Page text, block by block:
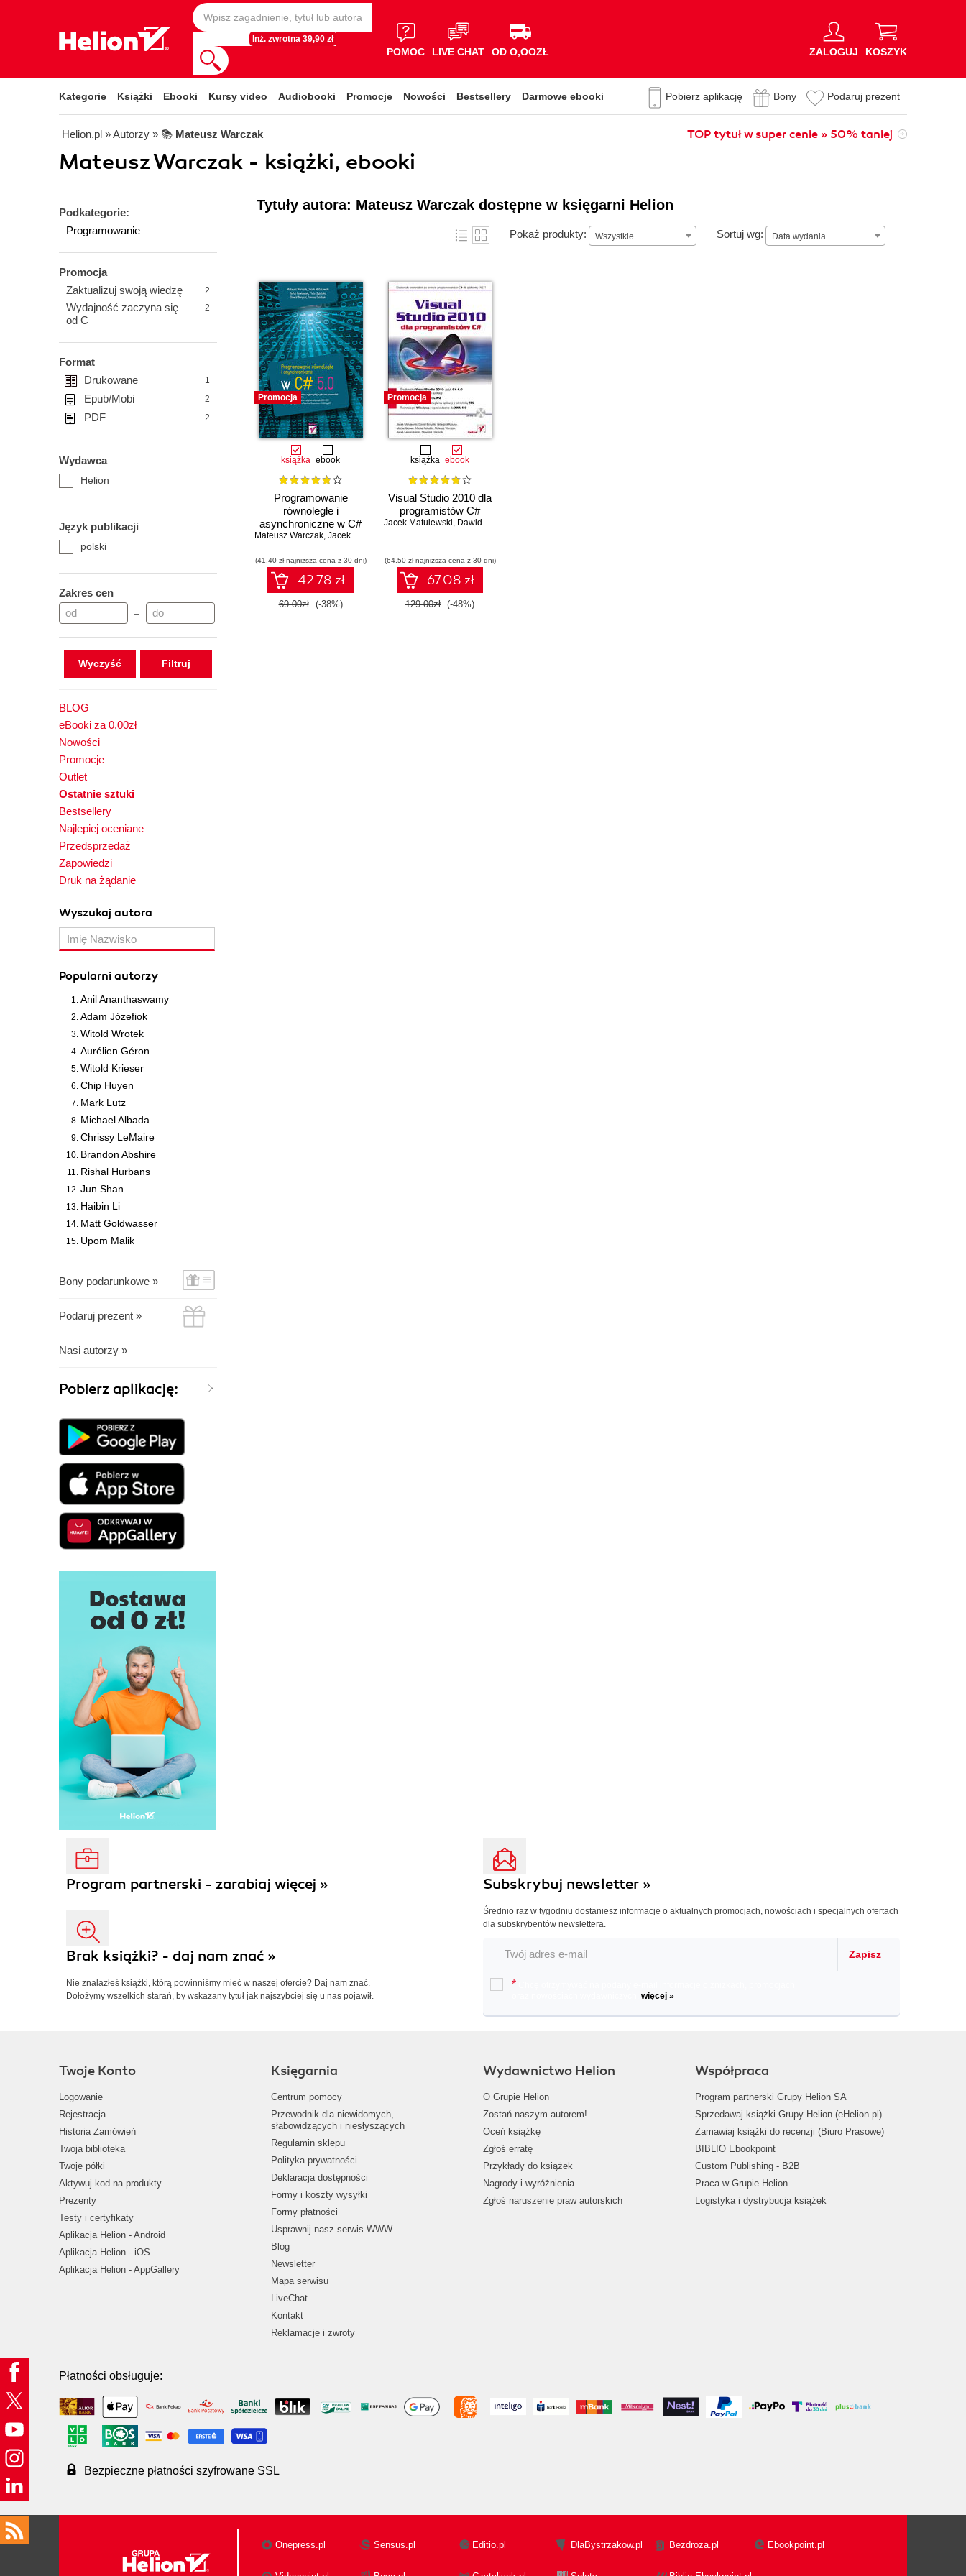
Inż. zwrotna 39,90 zł
POMOC LIVE CHAT OD O,OOZŁ ZALOGUJ KOSZYK
Kategorie Książki Ebooki Kursy video Audiobooki Promocje Nowości Bestsellery Darmowe ebooki Pobierz aplikację Bony Podaruj prezent
Helion.pl » Autorzy » 📚 Mateusz Warczak TOP tytuł w super cenie » 50% taniej
Mateusz Warczak - książki, ebooki
Podkategorie:
Programowanie
Promocja
Zaktualizuj swoją wiedzę
2
Wydajność zaczyna się
od C
2
Format
Drukowane
1
Epub/Mobi 2
PDF 2
Wydawca
Helion
Język publikacji
polski
Zakres cen
–
Wyczyść
BLOG
eBooki za 0,00zł
Nowości
Promocje
Outlet
Ostatnie sztuki
Bestsellery
Najlepiej oceniane
Przedsprzedaż
Zapowiedzi
Druk na żądanie
Wyszukaj autora
Popularni autorzy
Anil Ananthaswamy
Adam Józefiok
Witold Wrotek
Aurélien Géron
Witold Krieser
Chip Huyen
Mark Lutz
Michael Albada
Chrissy LeMaire
Brandon Abshire
Rishal Hurbans
Jun Shan
Haibin Li
Matt Goldwasser
Upom Malik
Bony podarunkowe »
Podaruj prezent »
Nasi autorzy »
Pobierz aplikację:
Tytuły autora: Mateusz Warczak dostępne w księgarni Helion
Pokaż produkty: Wszystkie Sortuj wg: Data wydania
Data wydania
Promocja
książka ebook
Programowanie
równoległe i
asynchroniczne w C#
5.0
Mateusz Warczak, Jacek Matulewski
(41,40 zł najniższa cena z 30 dni)
42.78 zł
69.00zł (-38%)
Promocja
książka ebook
Visual Studio 2010 dla
programistów C#
Jacek Matulewski, Dawid Borycki
(64,50 zł najniższa cena z 30 dni)
67.08 zł
129.00zł (-48%)
Program partnerski - zarabiaj więcej »
Brak książki? - daj nam znać »
Nie znalazłeś książki, którą powinniśmy mieć w naszej ofercie? Daj nam znać.
Dołożymy wszelkich starań, by wskazany tytuł jak najszybciej się u nas pojawił.
Subskrybuj newsletter »
Średnio raz w tygodniu dostaniesz informacje o aktualnych promocjach, nowościach i specjalnych ofertach
dla subskrybentów newslettera.
Zapisz
*
więcej »
Twoje Konto
Logowanie
Rejestracja
Historia Zamówień
Twoja biblioteka
Twoje półki
Aktywuj kod na produkty
Prezenty
Testy i certyfikaty
Aplikacja Helion - Android
Aplikacja Helion - iOS
Aplikacja Helion - AppGallery
Księgarnia
Centrum pomocy
Przewodnik dla niewidomych,
słabowidzących i niesłyszących
Regulamin sklepu
Polityka prywatności
Deklaracja dostępności
Formy i koszty wysyłki
Formy płatności
Usprawnij nasz serwis WWW
Blog
Newsletter
Mapa serwisu
LiveChat
Kontakt
Reklamacje i zwroty
Wydawnictwo Helion
O Grupie Helion
Zostań naszym autorem!
Oceń książkę
Zgłoś erratę
Przykłady do książek
Nagrody i wyróżnienia
Zgłoś naruszenie praw autorskich
Współpraca
Program partnerski Grupy Helion SA
Sprzedawaj książki Grupy Helion (eHelion.pl)
Zamawiaj książki do recenzji (Biuro Prasowe)
BIBLIO Ebookpoint
Custom Publishing - B2B
Praca w Grupie Helion
Logistyka i dystrybucja książek
Płatności obsługuje:
Bezpieczne płatności szyfrowane SSL
Onepress.pl Sensus.pl Editio.pl DlaBystrzakow.pl Bezdroza.pl Ebookpoint.pl